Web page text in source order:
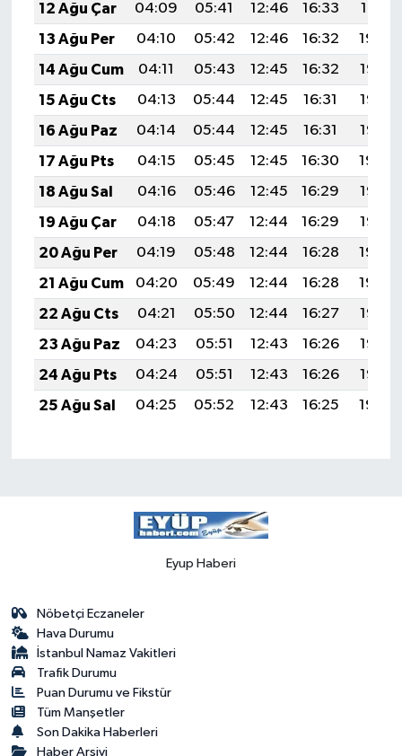
12 Ağu Çar
04:09 05:41 12:46 16:33
19:41
13 Ağu Per
04:10 05:42 12:46 16:32
19:39
14 Ağu Cum
04:11 05:43 12:45 16:32
19:38
15 Ağu Cts
04:13 05:44 12:45 16:31
19:37
16 Ağu Paz
04:14 05:44 12:45 16:31
19:36
17 Ağu Pts
04:15 05:45 12:45 16:30
19:34
18 Ağu Sal
04:16 05:46 12:45 16:29
19:33
19 Ağu Çar
04:18 05:47 12:44 16:29
19:32
20 Ağu Per
04:19 05:48 12:44 16:28
19:30
21 Ağu Cum
04:20 05:49 12:44 16:28
19:29
22 Ağu Cts
04:21 05:50 12:44 16:27
19:28
23 Ağu Paz
04:23 05:51 12:43 16:26
19:26
24 Ağu Pts
04:24 05:51 12:43 16:26
19:25
25 Ağu Sal
04:25 05:52 12:43 16:25 19:24
Eyup Haberi
Nöbetçi Eczaneler
Hava Durumu
İstanbul Namaz Vakitleri
Trafik Durumu
Puan Durumu ve Fikstür
Tüm Manşetler
Son Dakika Haberleri
Haber Arşivi